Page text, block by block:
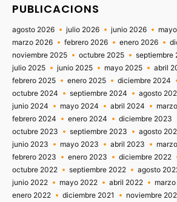
PUBLICACIONS
agosto 2026 julio 2026 junio 2026
marzo 2026
febrero 2026 enero 2026
noviembre 2025
octubre 2025 septiembre
julio 2025
junio 2025 mayo 2025 abril
febrero 2025
enero 2025 diciembre 2024
octubre 2024
septiembre 2024 agosto
junio 2024
mayo 2024 abril 2024
febrero 2024
enero 2024 diciembre 2023
octubre 2023
septiembre 2023 agosto
junio 2023
mayo 2023 abril 2023
febrero 2023
enero 2023 diciembre 2022
octubre 2022
septiembre 2022 agosto
junio 2022
mayo 2022 abril 2022
enero 2022
diciembre 2021 noviembre